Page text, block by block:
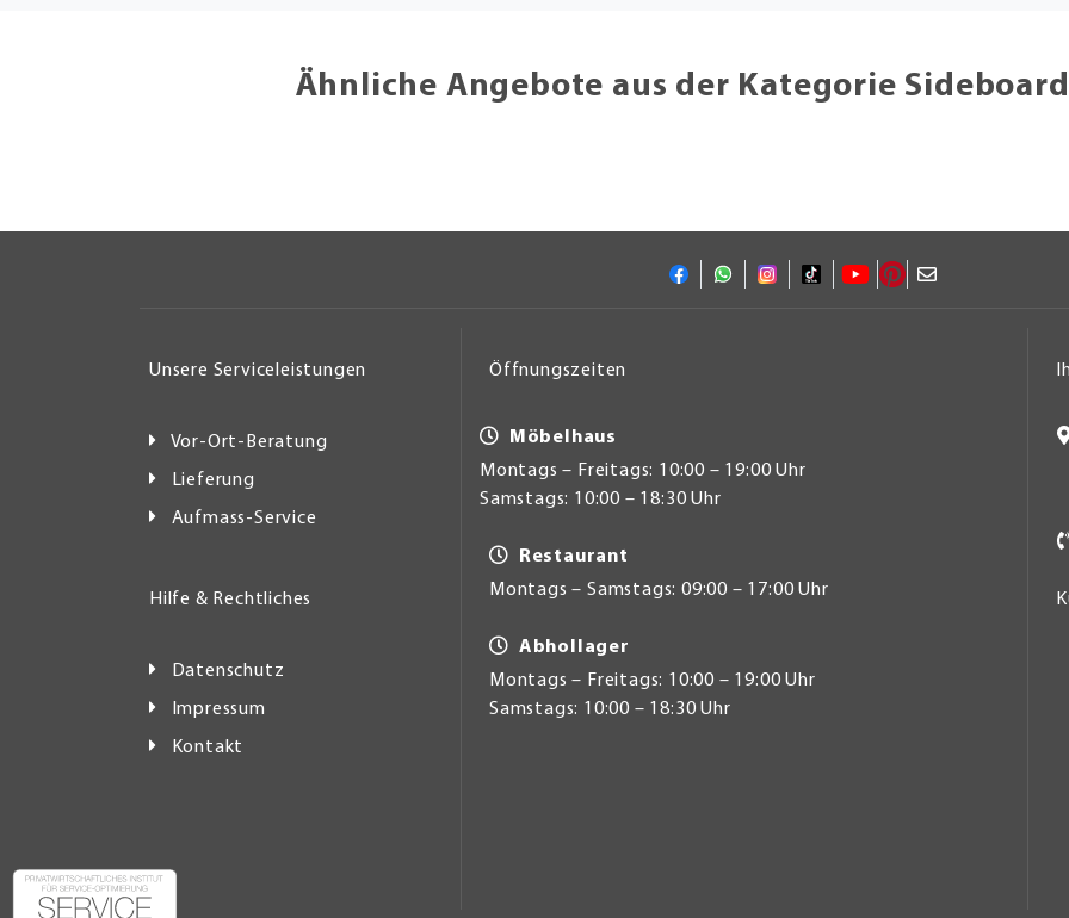
Ähnliche Angebote aus der Kategorie
Unsere Serviceleistungen
Vor-Ort-Beratung
Lieferung
Aufmass-Service
Hilfe & Rechtliches
Datenschutz
Impressum
Kontakt
Öffnungszeiten
Möbelhaus
Montags – Freitags: 10:00 – 19:00 Uhr
Samstags: 10:00 – 18:30 Uhr
Restaurant
Montags – Samstags: 09:00 – 17:00 Uhr
Abhollager
Montags – Freitags: 10:00 – 19:00 Uhr
Samstags: 10:00 – 18:30 Uhr